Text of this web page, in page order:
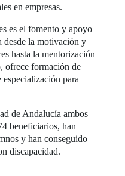
en empresas.
es el fomento y apoyo
desde la motivación y
hasta la mentorización
ofrece formación de
especialización para
de Andalucía ambos
beneficiarios, han
y han conseguido
discapacidad.